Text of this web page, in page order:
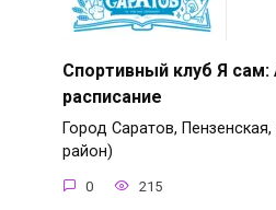
Спортивный клуб Я
расписание
Город Саратов,
район)
0 215